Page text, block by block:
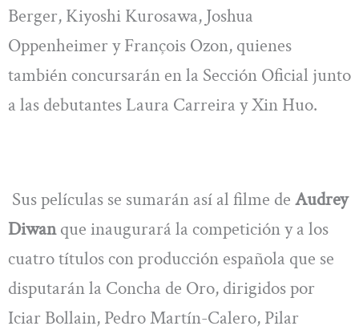
Berger, Kiyoshi Kurosawa, Joshua
Oppenheimer y François Ozon, quienes
también concursarán en la Sección Oficial junto
a las debutantes Laura Carreira y Xin Huo.
Sus películas se sumarán así al filme de Audrey
Diwanque inaugurará la competición y a los
cuatro títulos con producción española que se
disputarán la Concha de Oro, dirigidos por
Iciar Bollain, Pedro Martín-Calero, Pilar